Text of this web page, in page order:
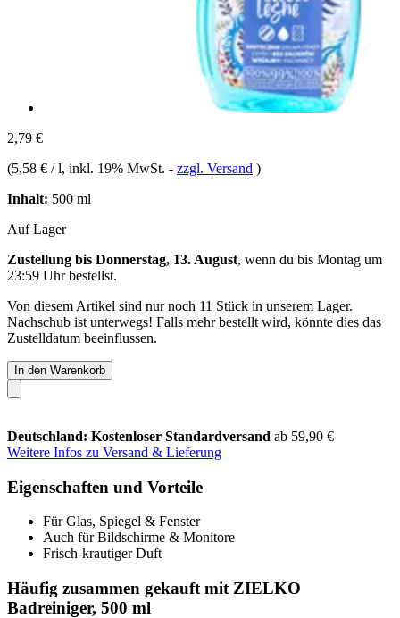
2,79 €
(5,58 € / l, inkl. 19% MwSt. - zzgl. Versand )
Inhalt: 500 ml
Auf Lager
Zustellung bis Donnerstag, 13. August, wenn du bis Montag um
23:59 Uhrbestellst.
Von diesem Artikel sind nur noch 11 Stück in unserem Lager.
Nachschub ist unterwegs! Falls mehr bestellt wird, könnte dies das
Zustelldatum beeinflussen.
In den Warenkorb
Deutschland: Kostenloser Standardversand ab 59,90 €
Weitere Infos zu Versand & Lieferung
Eigenschaften und Vorteile
Für Glas, Spiegel & Fenster
Auch für Bildschirme & Monitore
Frisch-krautiger Duft
Häufig zusammen gekauft mit ZIELKO
Badreiniger, 500 ml